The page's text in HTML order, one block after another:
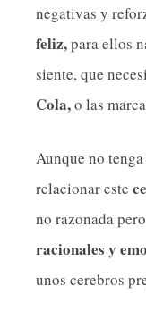
negativas y
feliz,para ellos
siente, que
Cola,o las
Aunque no
relacionar este
no razonada
racionales y
unos cerebros